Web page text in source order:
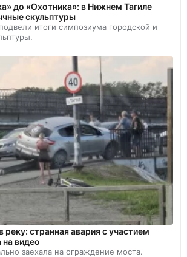
до «Охотника»: в Нижнем Тагиле
скульптуры
итоги симпозиума городской и
реку: странная авария с участием
на видео
заехала на ограждение моста.